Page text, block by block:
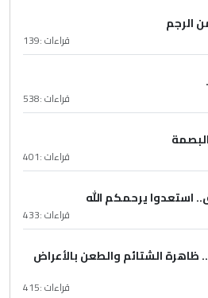
الرجم
قراءات :139
قراءات :538
قراءات :401
استعدوا يرحمكم الله
قراءات :433
ظاهرة الشتائم والطعن بالأعراض
قراءات :415